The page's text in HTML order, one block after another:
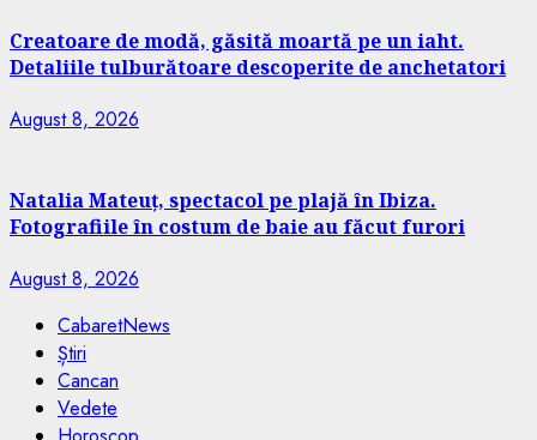
Creatoare de modă, găsită moartă pe un iaht.
Detaliile tulburătoare descoperite de anchetatori
August 8, 2026
Natalia Mateuț, spectacol pe plajă în Ibiza.
Fotografiile în costum de baie au făcut furori
August 8, 2026
CabaretNews
Știri
Cancan
Vedete